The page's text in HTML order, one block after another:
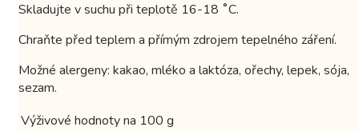
Skladujte v suchu při teplotě 16-18 ˚C.
Chraňte před teplem a přímým zdrojem tepelného záření.
Možné alergeny: kakao, mléko a laktóza, ořechy, lepek, sója,
sezam.
Výživové hodnoty na 100 g